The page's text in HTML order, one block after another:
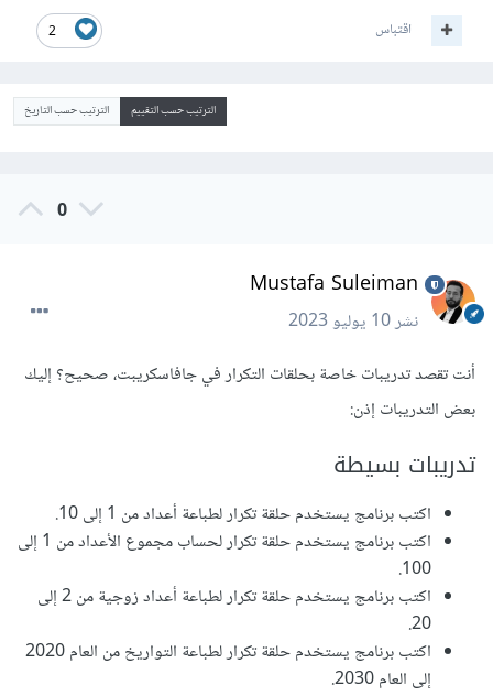
2 اقتباس
الترتيب حسب التقييم الترتيب حسب التاريخ
0
Mustafa Suleiman
نشر10 يوليو 2023
أنت تقصد تدريبات خاصة بحلقات التكرار في جافاسكريبت، صحيح؟ إليك
بعض التدريبات إذن:
تدريبات بسيطة
اكتب برنامج يستخدم حلقة تكرار لطباعة أعداد من 1 إلى 10.
اكتب برنامج يستخدم حلقة تكرار لحساب مجموع الأعداد من 1 إلى
100.
اكتب برنامج يستخدم حلقة تكرار لطباعة أعداد زوجية من 2 إلى
20.
اكتب برنامج يستخدم حلقة تكرار لطباعة التواريخ من العام 2020
إلى العام 2030.